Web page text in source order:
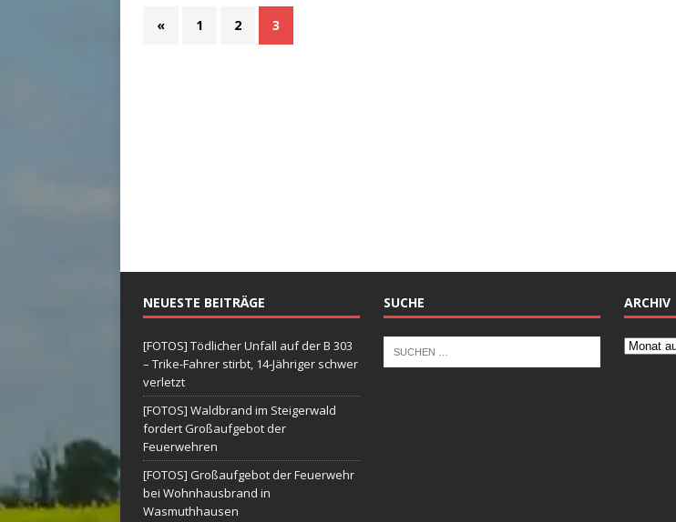
« 1 2 3
NEUESTE BEITRÄGE
[FOTOS] Tödlicher Unfall auf der B 303
– Trike-Fahrer stirbt, 14-Jähriger schwer
verletzt
[FOTOS] Waldbrand im Steigerwald
fordert Großaufgebot der
Feuerwehren
[FOTOS] Großaufgebot der Feuerwehr
bei Wohnhausbrand in
Wasmuthhausen
SUCHE ARCHIV